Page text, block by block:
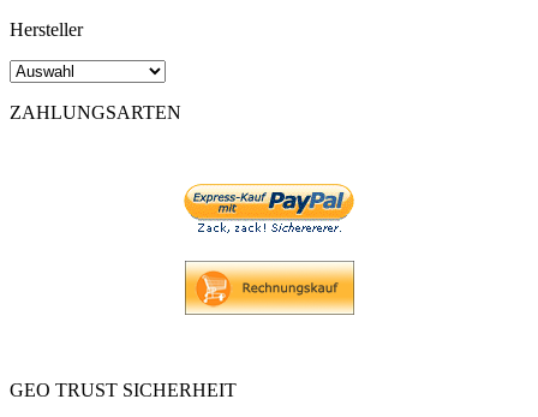
Hersteller
ZAHLUNGSARTEN
GEO TRUST SICHERHEIT